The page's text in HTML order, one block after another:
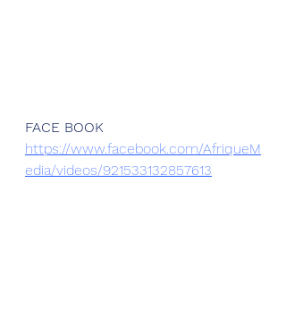
FACE BOOK
https://www.facebook.com/AfriqueM
edia/videos/921533132857613